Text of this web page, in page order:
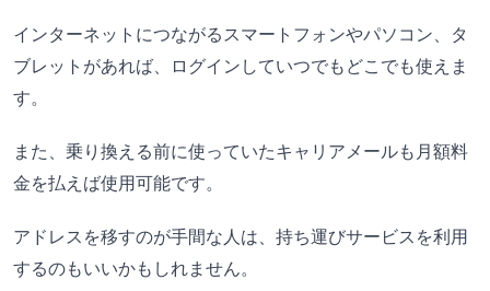
インターネットにつながるスマートフォンやパソコン、タ
ブレットがあれば、ログインしていつでもどこでも使えま
す。
また、乗り換える前に使っていたキャリアメールも月額料
金を払えば使用可能です。
アドレスを移すのが手間な人は、持ち運びサービスを利用
するのもいいかもしれません。